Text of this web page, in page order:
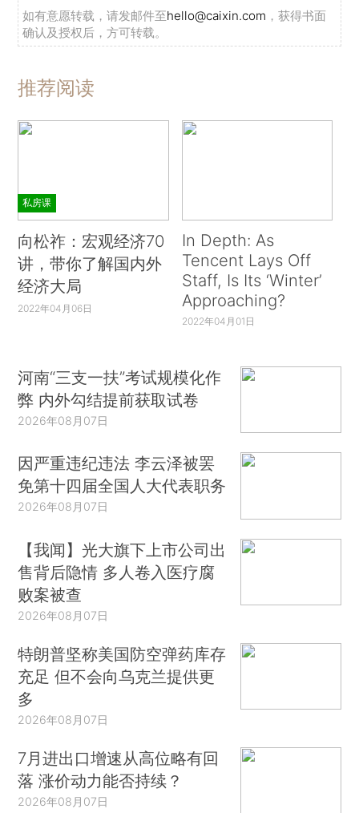
如有意愿转载，请发邮件至hello@caixin.com ，获得书面
确认及授权后，方可转载。
推荐阅读
私房课
向松祚：宏观经济70
讲，带你了解国内外
经济大局
2022年04月06日
In Depth: As
Tencent Lays Off
Staff, Is Its ‘Winter’
Approaching?
2022年04月01日
河南“三支一扶”考试规模化作
弊 内外勾结提前获取试卷
2026年08月07日
因严重违纪违法 李云泽被罢
免第十四届全国人大代表职务
2026年08月07日
【我闻】光大旗下上市公司出
售背后隐情 多人卷入医疗腐
败案被查
2026年08月07日
特朗普坚称美国防空弹药库存
充足 但不会向乌克兰提供更
多
2026年08月07日
7月进出口增速从高位略有回
落 涨价动力能否持续？
2026年08月07日